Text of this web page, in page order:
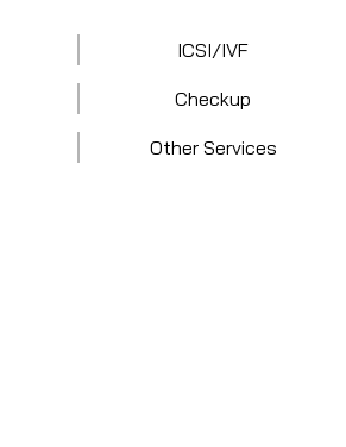
ICSI/IVF
Checkup
Other Services